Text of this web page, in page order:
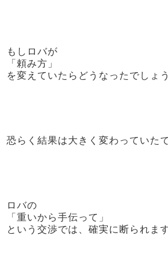
もしロバが
「頼み方」
を変えていたらどうなったでしょ
恐らく結果は大きく変わっていた
ロバの
「重いから手伝って」
という交渉では、確実に断られます